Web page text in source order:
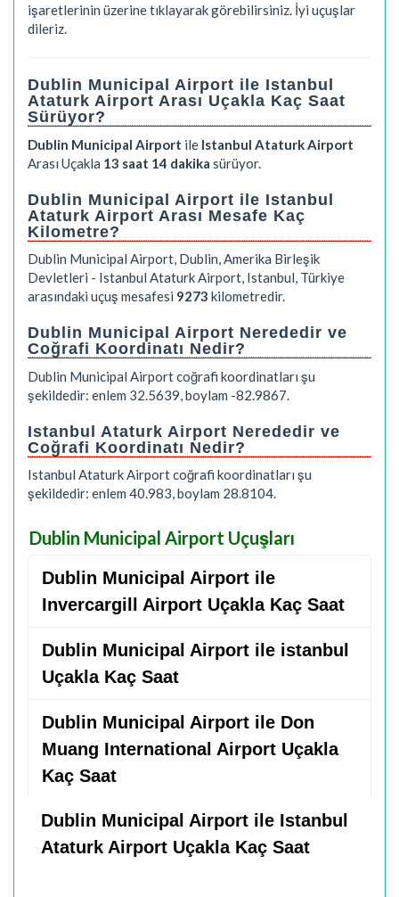
işaretlerinin üzerine tıklayarak görebilirsiniz. İyi uçuşlar
dileriz.
Dublin Municipal Airport ile Istanbul
Ataturk Airport Arası Uçakla Kaç Saat
Sürüyor?
Dublin Municipal Airport ile Istanbul Ataturk Airport
Arası Uçakla 13 saat 14 dakika sürüyor.
Dublin Municipal Airport ile Istanbul
Ataturk Airport Arası Mesafe Kaç
Kilometre?
Dublin Municipal Airport, Dublin, Amerika Birleşik
Devletleri - Istanbul Ataturk Airport, Istanbul, Türkiye
arasındaki uçuş mesafesi 9273 kilometredir.
Dublin Municipal Airport Nerededir ve
Coğrafi Koordinatı Nedir?
Dublin Municipal Airport coğrafi koordinatları şu
şekildedir: enlem 32.5639, boylam -82.9867.
Istanbul Ataturk Airport Nerededir ve
Coğrafi Koordinatı Nedir?
Istanbul Ataturk Airport coğrafi koordinatları şu
şekildedir: enlem 40.983, boylam 28.8104.
Dublin Municipal Airport Uçuşları
Dublin Municipal Airport ile
Invercargill Airport Uçakla Kaç Saat
Dublin Municipal Airport ile istanbul
Uçakla Kaç Saat
Dublin Municipal Airport ile Don
Muang International Airport Uçakla
Kaç Saat
Dublin Municipal Airport ile Istanbul
Ataturk Airport Uçakla Kaç Saat